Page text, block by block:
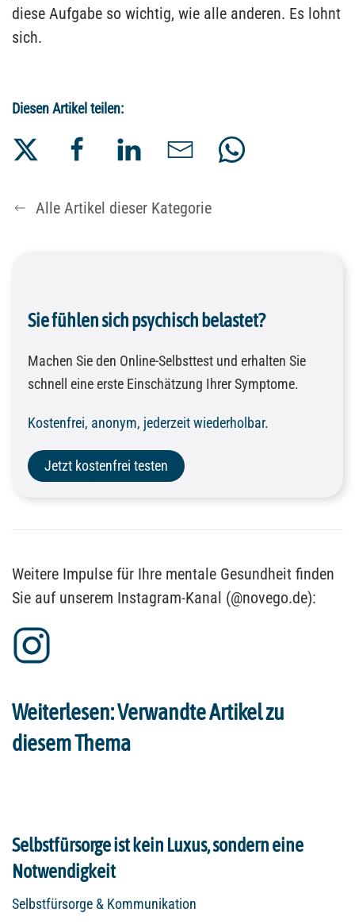
diese Aufgabe so wichtig, wie alle anderen. Es lohnt
sich.
Diesen Artikel teilen:
Alle Artikel dieser Kategorie
Sie fühlen sich psychisch belastet?
Machen Sie den Online-Selbsttest und erhalten Sie
schnell eine erste Einschätzung Ihrer Symptome.
Kostenfrei, anonym, jederzeit wiederholbar.
Jetzt kostenfrei testen
Weitere Impulse für Ihre mentale Gesundheit finden
Sie auf unserem Instagram-Kanal (@novego.de):
Weiterlesen: Verwandte Artikel zu
diesem Thema
Selbstfürsorge ist kein Luxus, sondern eine
Notwendigkeit
Selbstfürsorge & Kommunikation